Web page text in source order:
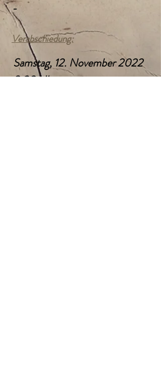
-
Verabschiedung:
Samstag, 12. November 2022
9:30 Uhr